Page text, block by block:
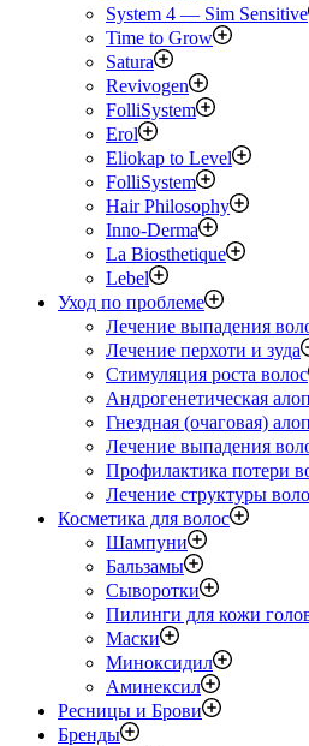
System 4 — Sim Sensitive
Time to Grow
Satura
Revivogen
FolliSystem
Erol
Eliokap to Level
FolliSystem
Hair Philosophy
Inno-Derma
La Biosthetique
Lebel
Уход по проблеме
Лечение выпадения
Лечение перхоти и зуда
Стимуляция роста волос
Андрогенетическая
Гнездная (очаговая)
Лечение выпадения
Профилактика потери
Лечение структуры
Косметика для волос
Шампуни
Бальзамы
Сыворотки
Пилинги для кожи
Маски
Миноксидил
Аминексил
Ресницы и Брови
Бренды